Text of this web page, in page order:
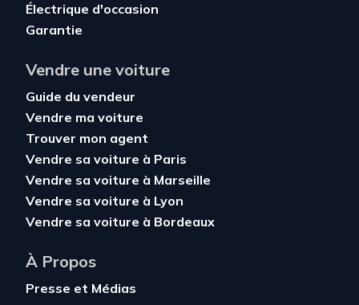
Électrique d'occasion
Garantie
Vendre une voiture
Guide du vendeur
Vendre ma voiture
Trouver mon agent
Vendre sa voiture à Paris
Vendre sa voiture à Marseille
Vendre sa voiture à Lyon
Vendre sa voiture à Bordeaux
À Propos
Presse et Médias